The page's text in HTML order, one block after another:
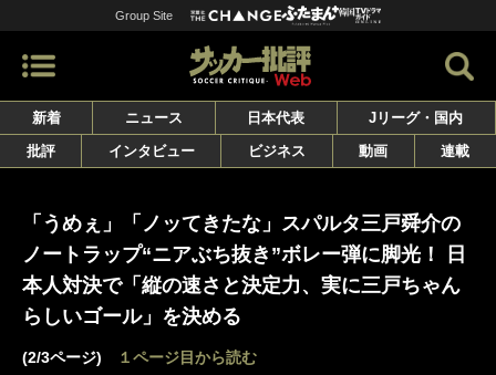
Group Site
新着 ニュース 日本代表
Jリーグ・国内
批評
インタビュー ビジネス 動画 連載
「うめぇ」「ノッてきたな」スパルタ三戸舜介の
ノートラップ“ニアぶち抜き”ボレー弾に脚光！ 日
本人対決で「縦の速さと決定力、実に三戸ちゃん
らしいゴール」を決める
(2/3ページ) １ページ目から読む